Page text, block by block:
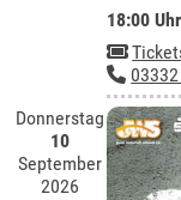
18:00 Uhr
Donnerstag
10
September
2026